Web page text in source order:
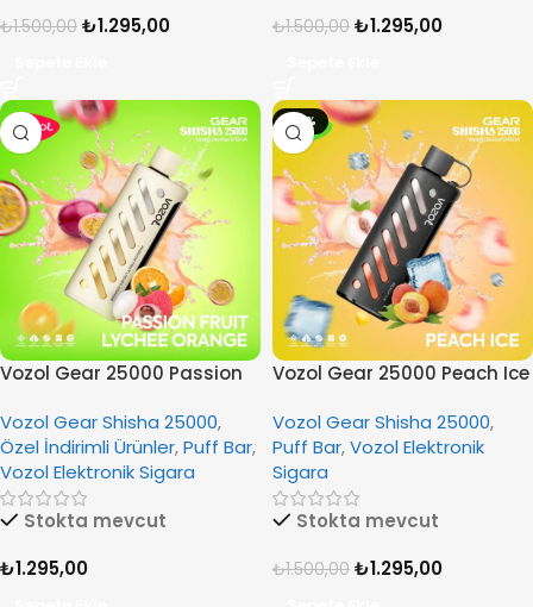
₺1.500,00 ₺1.295,00 ₺1.500,00 ₺1.295,00
Vozol Gear 25000 Passion
Vozol Gear Shisha 25000,
Özel İndirimli Ürünler,Puff Bar,
Vozol Elektronik Sigara
Stokta mevcut
₺1.295,00
-14%
Vozol Gear 25000 Peach Ice
Vozol Gear Shisha 25000,
Puff Bar,Vozol Elektronik
Sigara
Stokta mevcut
₺1.500,00 ₺1.295,00